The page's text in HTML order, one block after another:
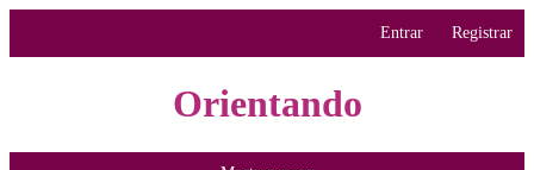
Entrar Registrar
Orientando